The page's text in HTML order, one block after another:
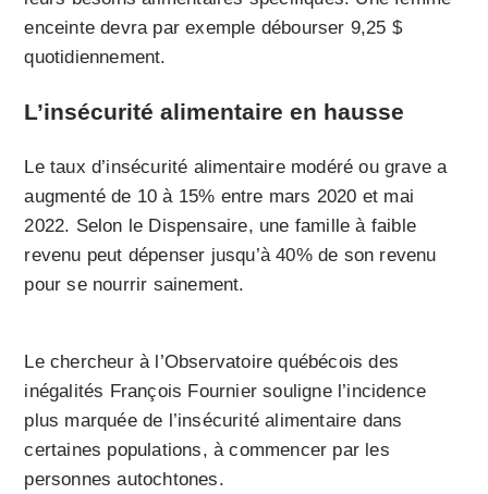
enceinte devra par exemple débourser 9,25 $
quotidiennement.
L’insécurité alimentaire en hausse
Le taux d’insécurité alimentaire modéré ou grave a
augmenté de 10 à 15% entre mars 2020 et mai
2022. Selon le Dispensaire, une famille à faible
revenu peut dépenser jusqu’à 40% de son revenu
pour se nourrir sainement.
Le chercheur à l’Observatoire québécois des
inégalités François Fournier souligne l’incidence
plus marquée de l’insécurité alimentaire dans
certaines populations, à commencer par les
personnes autochtones.